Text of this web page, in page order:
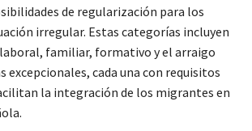
de regularización para los
irregular. Estas categorías incluyen
familiar, formativo y el arraigo
excepcionales, cada una con requisitos
la integración de los migrantes en